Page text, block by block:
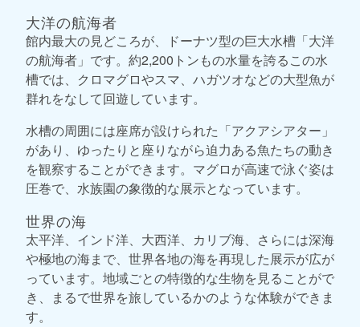
大洋の航海者
館内最大の見どころが、ドーナツ型の巨大水槽「大洋
の航海者」です。約2,200トンもの水量を誇るこの水
槽では、クロマグロやスマ、ハガツオなどの大型魚が
群れをなして回遊しています。
水槽の周囲には座席が設けられた「アクアシアター」
があり、ゆったりと座りながら迫力ある魚たちの動き
を観察することができます。マグロが高速で泳ぐ姿は
圧巻で、水族園の象徴的な展示となっています。
世界の海
太平洋、インド洋、大西洋、カリブ海、さらには深海
や極地の海まで、世界各地の海を再現した展示が広が
っています。地域ごとの特徴的な生物を見ることがで
き、まるで世界を旅しているかのような体験ができま
す。